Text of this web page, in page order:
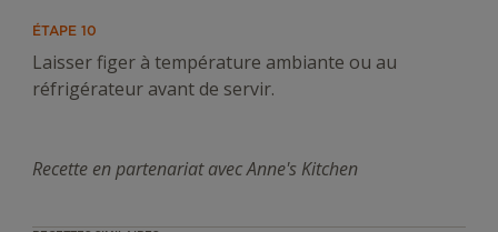
ÉTAPE 10
Laisser figer à température ambiante ou au
réfrigérateur avant de servir.
Recette en partenariat avec Anne's Kitchen